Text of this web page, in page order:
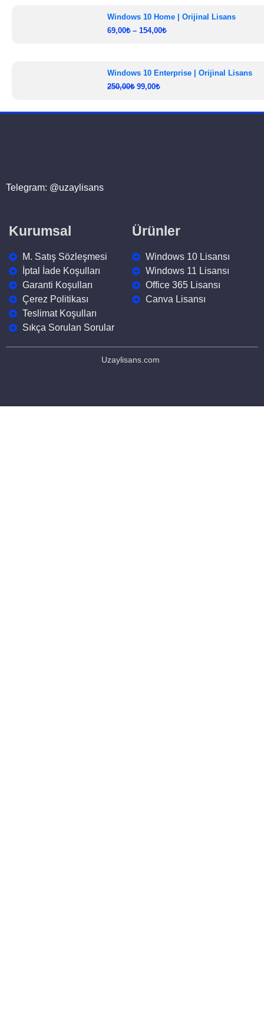
Windows 10 Home | Orijinal Lisans
69,00₺ –154,00₺
Windows 10 Enterprise | Orijinal Lisans
250,00₺ 99,00₺
Telegram: @uzaylisans
Kurumsal
M. Satış Sözleşmesi
İptal İade Koşulları
Garanti Koşulları
Çerez Politikası
Teslimat Koşulları
Sıkça Sorulan Sorular
Ürünler
Windows 10 Lisansı
Windows 11 Lisansı
Office 365 Lisansı
Canva Lisansı
Uzaylisans.com